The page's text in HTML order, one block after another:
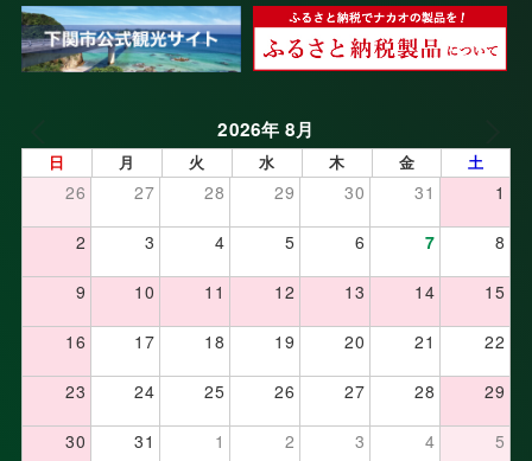
2026年 8月
日 月 火 水 木 金 土
26 27 28 29 30 31 1
2 3 4 5 6 7 8
9 10 11 12 13 14 15
16 17 18 19 20 21 22
23 24 25 26 27 28 29
30 31 1 2 3 4 5